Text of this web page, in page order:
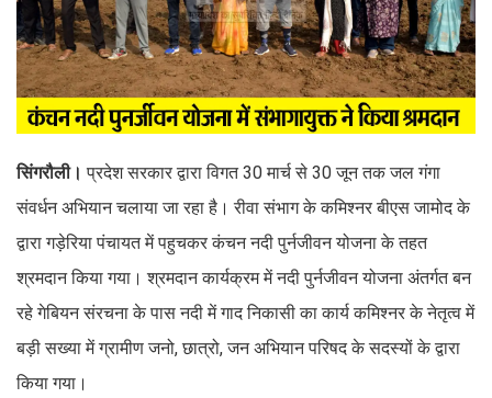
सिंगरौली।प्रदेश सरकार द्वारा विगत 30 मार्च से 30 जून तक जल गंगा
संवर्धन अभियान चलाया जा रहा है। रीवा संभाग के कमिश्नर बीएस जामोद के
द्वारा गड़ेरिया पंचायत में पहुचकर कंचन नदी पुर्नजीवन योजना के तहत
श्रमदान किया गया। श्रमदान कार्यक्रम में नदी पुर्नजीवन योजना अंतर्गत बन
रहे गेबियन संरचना के पास नदी में गाद निकासी का कार्य कमिश्नर के नेतृत्व में
बड़ी सख्या में ग्रामीण जनो, छात्रो, जन अभियान परिषद के सदस्यों के द्वारा
किया गया।